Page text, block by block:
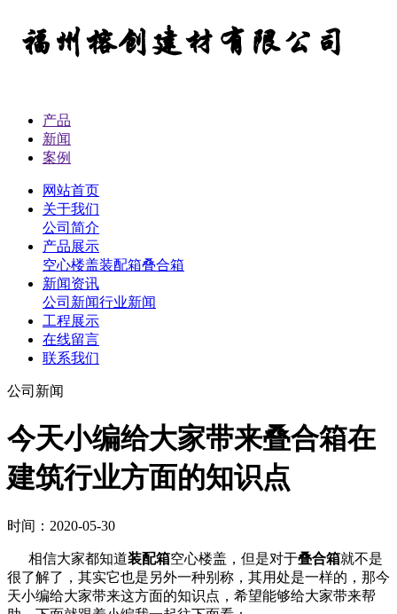
产品
新闻
案例
网站首页
关于我们
公司简介
产品展示
空心楼盖装配箱叠合箱
新闻资讯
公司新闻行业新闻
工程展示
在线留言
联系我们
公司新闻
今天小编给大家带来叠合箱在
建筑行业方面的知识点
时间：2020-05-30
相信大家都知道装配箱空心楼盖，但是对于叠合箱就不是
很了解了，其实它也是另外一种别称，其用处是一样的，那今
天小编给大家带来这方面的知识点，希望能够给大家带来帮